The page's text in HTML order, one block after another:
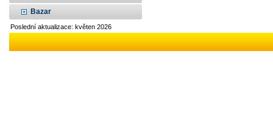
Bazar
Poslední aktualizace: květen 2026